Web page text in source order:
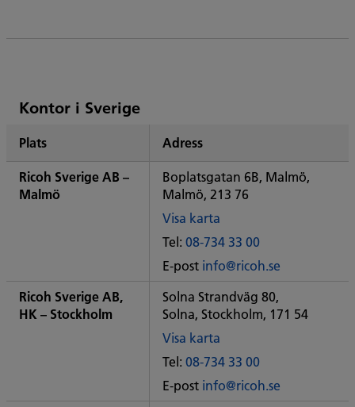
Lista
Ricohs
Kontor i Sverige
Plats Adress
Ricoh Sverige AB –
Malmö
Boplatsgatan 6B, Malmö,
Malmö, 213 76
Visa karta
of
Some
City
Tel: 08-734 33 00
E-post info@ricoh.se
Ricoh Sverige AB,
HK – Stockholm
Solna Strandväg 80,
Solna, Stockholm, 171 54
Visa karta
of
Some
City
Tel: 08-734 33 00
E-post info@ricoh.se